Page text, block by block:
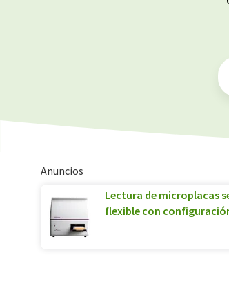
Anuncios
Lectura de microplacas
flexible con